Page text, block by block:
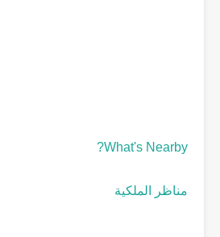
What's Nearby?
مناظر الملكية